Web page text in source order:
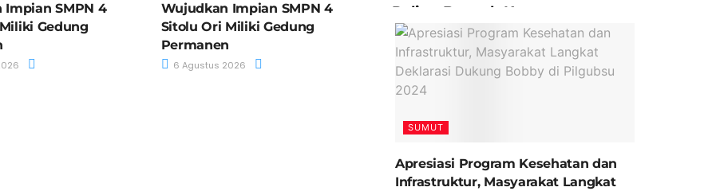
SMPN 4
Gedung
Wujudkan Impian SMPN 4
Sitolu Ori Miliki Gedung
Permanen
6 Agustus 2026
Paling Banyak Komentar
SUMUT
Apresiasi Program Kesehatan dan
Infrastruktur, Masyarakat Langkat